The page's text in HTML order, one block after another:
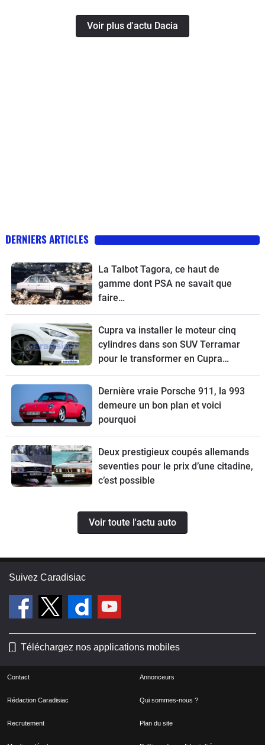
Voir plus d'actu Dacia
DERNIERS ARTICLES
La Talbot Tagora, ce haut de
gamme dont PSA ne savait que
faire…
Cupra va installer le moteur cinq
cylindres dans son SUV Terramar
pour le transformer en Cupra
Terramar VZ5.
Dernière vraie Porsche 911, la 993
demeure un bon plan et voici
pourquoi
Deux prestigieux coupés allemands
seventies pour le prix d’une citadine,
c’est possible
Voir toute l'actu auto
Suivez Caradisiac
Téléchargez nos applications mobiles
Contact Annonceurs
Rédaction Caradisiac Qui sommes-nous ?
Recrutement Plan du site